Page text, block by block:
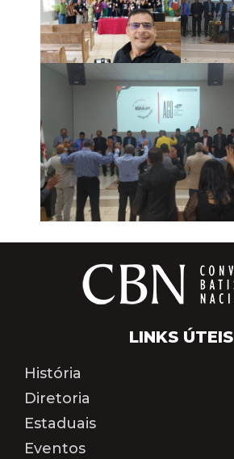
LINKS ÚTEIS
História
Diretoria
Estaduais
Eventos